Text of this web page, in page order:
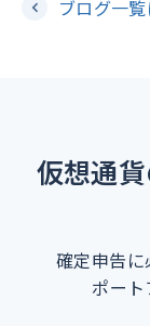
ブログ一
仮想通
確定申告
ポー